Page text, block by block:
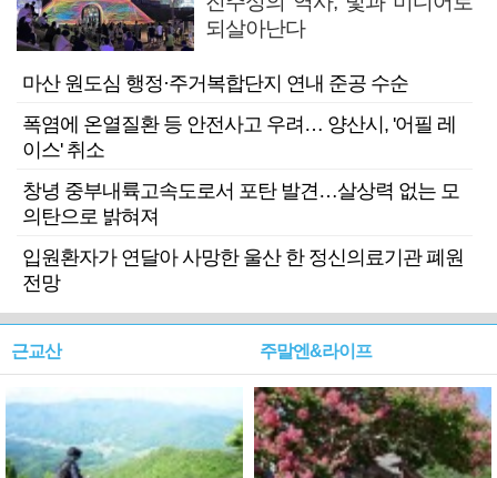
되살아난다
마산 원도심 행정·주거복합단지 연내 준공 수순
폭염에 온열질환 등 안전사고 우려… 양산시, '어필 레
이스' 취소
창녕 중부내륙고속도로서 포탄 발견…살상력 없는 모
의탄으로 밝혀져
입원환자가 연달아 사망한 울산 한 정신의료기관 폐원
전망
근교산 주말엔&라이프